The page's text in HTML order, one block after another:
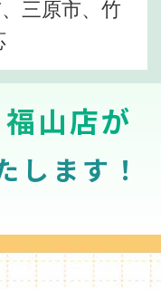
三原市、竹
山店が
します！